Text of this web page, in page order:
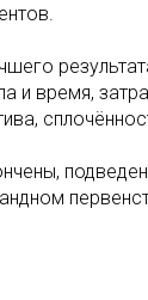
и время,